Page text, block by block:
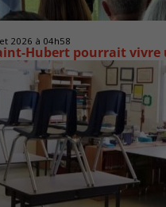
2026 à 04h58
Hubert pourrait